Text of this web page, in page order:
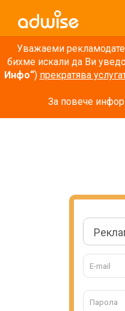
Уважаеми
бихме искали да Ви
Инфо“) прекратява
За повече